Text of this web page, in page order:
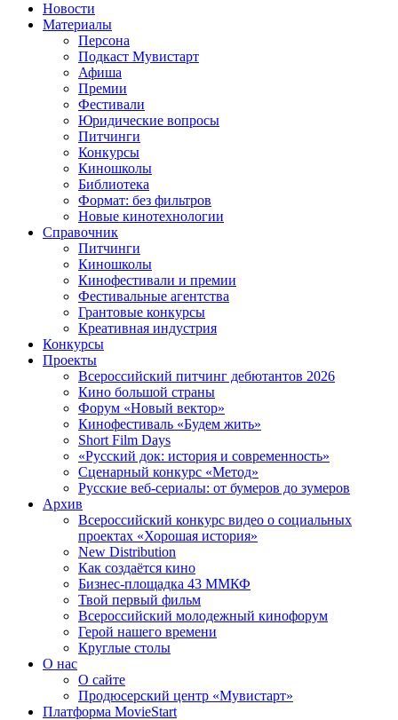
Новости
Материалы
Персона
Подкаст Мувистарт
Афиша
Премии
Фестивали
Юридические вопросы
Питчинги
Конкурсы
Киношколы
Библиотека
Формат: без фильтров
Новые кинотехнологии
Справочник
Питчинги
Киношколы
Кинофестивали и премии
Фестивальные агентства
Грантовые конкурсы
Креативная индустрия
Конкурсы
Проекты
Всероссийский питчинг дебютантов 2026
Кино большой страны
Форум «Новый вектор»
Кинофестиваль «Будем жить»
Short Film Days
«Русский док: история и современность»
Сценарный конкурс «Метод»
Русские веб-сериалы: от бумеров до зумеров
Архив
Всероссийский конкурс видео о социальных
проектах «Хорошая история»
New Distribution
Как создаётся кино
Бизнес-площадка 43 ММКФ
Твой первый фильм
Всероссийский молодежный кинофорум
Герой нашего времени
Круглые столы
О нас
О сайте
Продюсерский центр «Мувистарт»
Платформа MovieStart